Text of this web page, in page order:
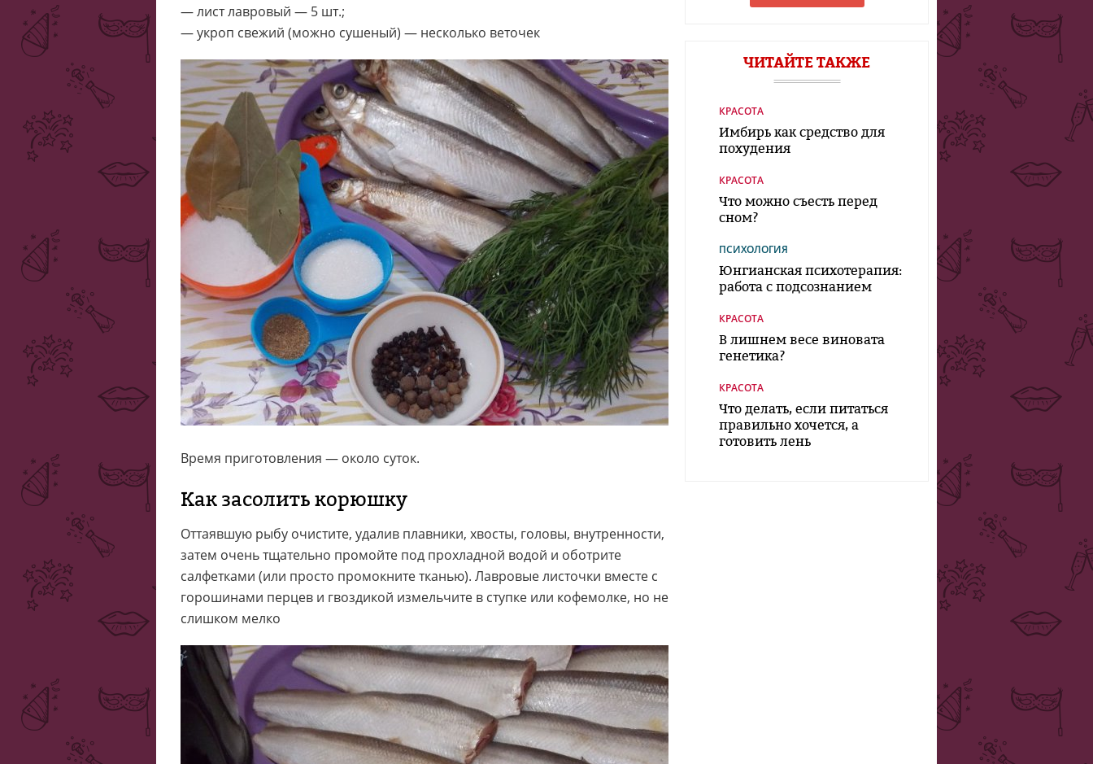
— лист лавровый — 5 шт.;
— укроп свежий (можно сушеный) — несколько веточек
Время приготовления — около суток.
Как засолить корюшку
Оттаявшую рыбу очистите, удалив плавники, хвосты, головы, внутренности,
затем очень тщательно промойте под прохладной водой и оботрите
салфетками (или просто промокните тканью). Лавровые листочки вместе с
горошинами перцев и гвоздикой измельчите в ступке или кофемолке, но не
слишком мелко
ЧИТАЙТЕ ТАКЖЕ
КРАСОТА
Имбирь как средство для
похудения
КРАСОТА
Что можно съесть перед
сном?
ПСИХОЛОГИЯ
Юнгианская психотерапия:
работа с подсознанием
КРАСОТА
В лишнем весе виновата
генетика?
КРАСОТА
Что делать, если питаться
правильно хочется, а
готовить лень